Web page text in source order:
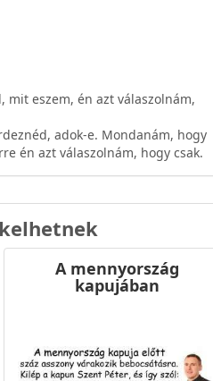
mit eszem, én azt válaszolnám,
adok-e. Mondanám, hogy
én azt válaszolnám, hogy csak.
A mennyország
kapujában